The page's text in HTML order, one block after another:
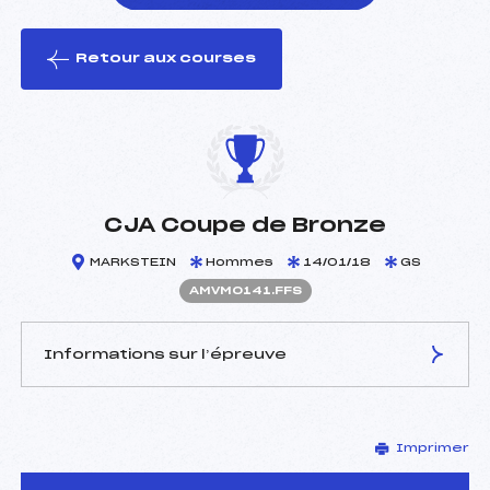
le ski
Retour aux courses
CJA Coupe de Bronze
MARKSTEIN Hommes 14/01/18 GS
AMVM0141.FFS
Informations sur l’épreuve
FUCHS MICHEL ()
Arbitre :
LAURAINE FABIEN (MV)
Imprimer